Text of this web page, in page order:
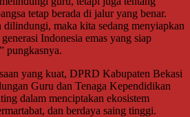
tetap berada di jalur yang benar.
maka kita sedang menyiapkan
Indonesia emas yang siap
pungkasnya.
yang kuat, DPRD Kabupaten Bekasi
Guru dan Tenaga Kependidikan
dalam menciptakan ekosistem
dan berdaya saing tinggi.